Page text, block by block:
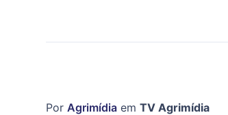
Por Agrimídia em TV Agrimídia